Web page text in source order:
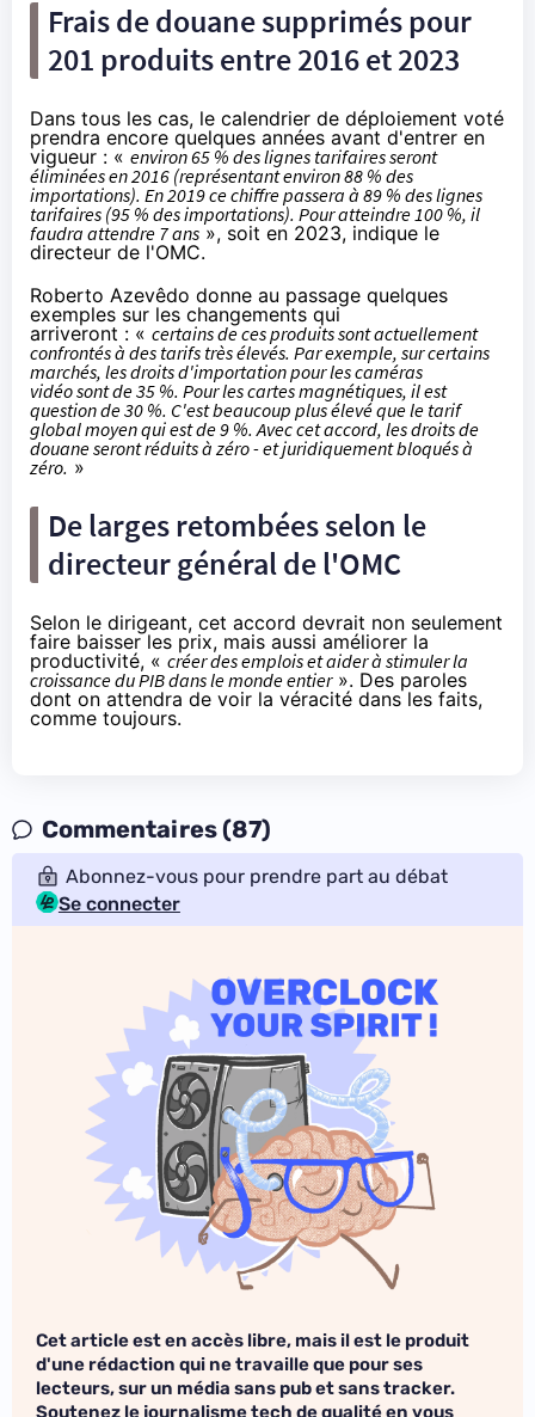
Frais de douane supprimés pour
201 produits entre 2016 et 2023
Dans tous les cas, le calendrier de déploiement voté
prendra encore quelques années avant d'entrer en
vigueur : « environ 65 % des lignes tarifaires seront
éliminées en 2016 (représentant environ 88 % des
importations). En 2019 ce chiffre passera à 89 % des lignes
tarifaires (95 % des importations). Pour atteindre 100 %, il
faudra attendre 7 ans », soit en 2023, indique le
directeur de l'OMC.
Roberto Azevêdo donne au passage quelques
exemples sur les changements qui
arriveront : « certains de ces produits sont actuellement
confrontés à des tarifs très élevés. Par exemple, sur certains
marchés, les droits d'importation pour les caméras
vidéo sont de 35 %. Pour les cartes magnétiques, il est
question de 30 %. C'est beaucoup plus élevé que le tarif
global moyen qui est de 9 %. Avec cet accord, les droits de
douane seront réduits à zéro - et juridiquement bloqués à
zéro. »
De larges retombées selon le
directeur général de l'OMC
Selon le dirigeant, cet accord devrait non seulement
faire baisser les prix, mais aussi améliorer la
productivité, « créer des emplois et aider à stimuler la
croissance du PIB dans le monde entier». Des paroles
dont on attendra de voir la véracité dans les faits,
comme toujours.
Commentaires (87)
Abonnez-vous pour prendre part au débat
Se connecter
Cet article est en accès libre, mais il est le produit
d'une rédaction qui ne travaille que pour ses
lecteurs, sur un média sans pub et sans tracker.